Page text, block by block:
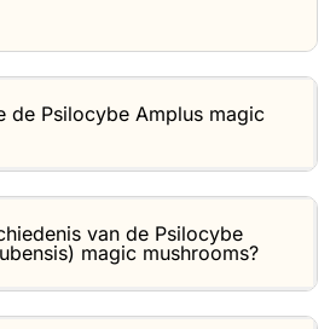
de Psilocybe Amplus magic
van de Psilocybe
magic mushrooms?